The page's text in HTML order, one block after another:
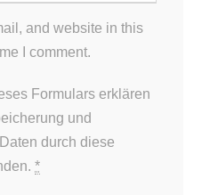
and website in this
I comment.
Formulars erklären
und
durch diese
*